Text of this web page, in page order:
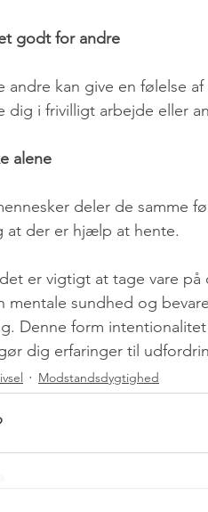
godt for andre
kan give en følelse
dig i frivilligt arbejde eller
alene
deler de samme
at der er hjælp at hente.
er vigtigt at tage vare
mentale sundhed og
Denne form
dig erfaringer til
Modstandsdygtighed